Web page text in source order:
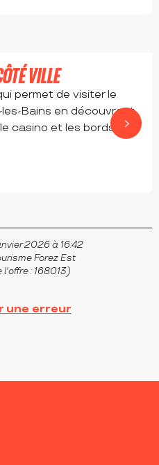
VILLE
permet de visiter le
Bains en découvrant
casino et les bords de
2026 à 16:42
Forez Est
: 168013)
une erreur